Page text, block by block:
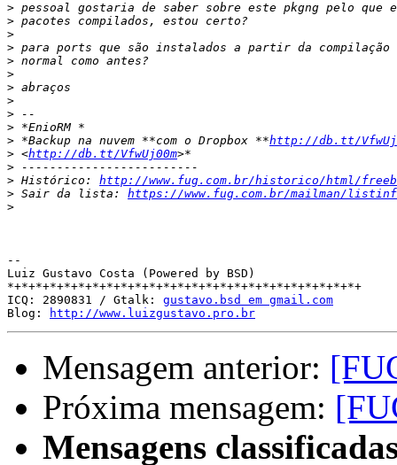
>
>
>
>
>
>
>
>
>
>
> *Backup na nuvem **com o Dropbox **http://db.tt/
> <http://db.tt/VfwUj00m
>
> Histórico: http://www.fug.com.br/historico/html/
> Sair da lista: https://www.fug.com.br/mailman/
>
--
Luiz Gustavo Costa (Powered by BSD)
*+*+*+*+*+*+*+*+*+*+*+*+*+*+*+*+*+*+*+*+*+*+*+*+*+
ICQ: 2890831 / Gtalk: gustavo.bsd em gmail.com
Blog:
http://www.luizgustavo.pro.br
Mensagem anterior:
Próxima mensagem:
Mensagens